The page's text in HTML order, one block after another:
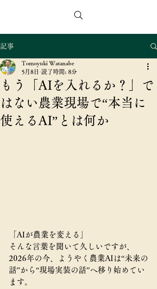
スマートアグリコンサルタンツ合同会社
記事
もう「AIを入れるか？」で
はない農業現場で“本当に
使えるAI”とは何か
Tomoyuki Watanabe
5月8日 読了時間: 8分
「AIが農業を変える」
そんな言葉を聞いて久しいですが、
2026年の今、ようやく農業AIは“未来の
話”から“現場実装の話”へ移り始めてい
ます。